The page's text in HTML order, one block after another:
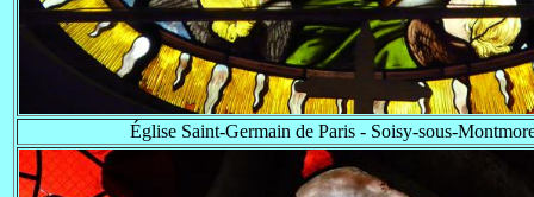
Église Saint-Germain de Paris - Soisy-sous-